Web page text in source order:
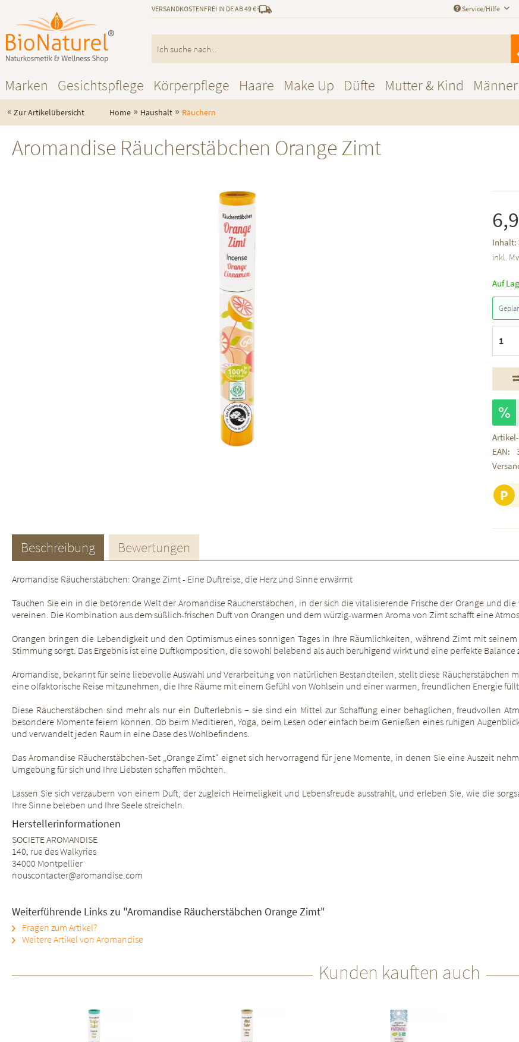
VERSANDKOSTENFREI IN DE AB 49 € Service/Hilfe
Marken Gesichtspflege Körperpflege Haare Make Up Düfte Mutter & Kind
« Zur Artikelübersicht Home » Haushalt » Räuchern
Aromandise Räucherstäbchen Orange Zimt
Inhalt:
inkl.
Auf
EAN:
P
Beschreibung Bewertungen
Aromandise Räucherstäbchen: Orange Zimt - Eine Duftreise, die Herz und Sinne erwärmt
Tauchen Sie ein in die betörende Welt der Aromandise Räucherstäbchen, in der sich die vitalisierende Frische der Orange und
vereinen. Die Kombination aus dem süßlich-frischen Duft von Orangen und dem würzig-warmen Aroma von Zimt schafft eine
Orangen bringen die Lebendigkeit und den Optimismus eines sonnigen Tages in Ihre Räumlichkeiten, während Zimt mit
Stimmung sorgt. Das Ergebnis ist eine Duftkomposition, die sowohl belebend als auch beruhigend wirkt und eine perfekte Balance
Aromandise, bekannt für seine liebevolle Auswahl und Verarbeitung von natürlichen Bestandteilen, stellt diese Räucherstäbchen
eine olfaktorische Reise mitzunehmen, die Ihre Räume mit einem Gefühl von Wohlsein und einer warmen, freundlichen Energie füllt.
Diese Räucherstäbchen sind mehr als nur ein Dufterlebnis – sie sind ein Mittel zur Schaffung einer behaglichen, freudvollen
besondere Momente feiern können. Ob beim Meditieren, Yoga, beim Lesen oder einfach beim Genießen eines ruhigen
und verwandelt jeden Raum in eine Oase des Wohlbefindens.
Das Aromandise Räucherstäbchen-Set „Orange Zimt“ eignet sich hervorragend für jene Momente, in denen Sie eine Auszeit
Umgebung für sich und Ihre Liebsten schaffen möchten.
Lassen Sie sich verzaubern von einem Duft, der zugleich Heimeligkeit und Lebensfreude ausstrahlt, und erleben Sie, wie die
Ihre Sinne beleben und Ihre Seele streicheln.
Herstellerinformationen
SOCIETE AROMANDISE
140, rue des Walkyries
34000 Montpellier
nouscontacter@aromandise.com
Weiterführende Links zu "Aromandise Räucherstäbchen Orange Zimt"
Fragen zum Artikel?
Weitere Artikel von Aromandise
Kunden kauften auch